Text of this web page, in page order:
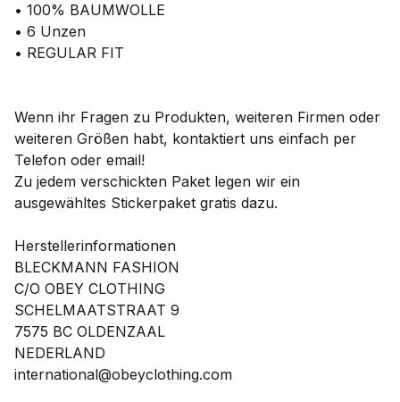
• 100% BAUMWOLLE
• 6 Unzen
• REGULAR FIT
Wenn ihr Fragen zu Produkten, weiteren Firmen oder
weiteren Größen habt, kontaktiert uns einfach per
Telefon oder email!
Zu jedem verschickten Paket legen wir ein
ausgewähltes Stickerpaket gratis dazu.
Herstellerinformationen
BLECKMANN FASHION
C/O OBEY CLOTHING
SCHELMAATSTRAAT 9
7575 BC OLDENZAAL
NEDERLAND
international@obeyclothing.com